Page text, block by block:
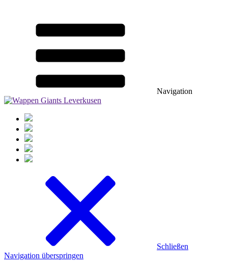
Navigation
Schließen
Navigation überspringen